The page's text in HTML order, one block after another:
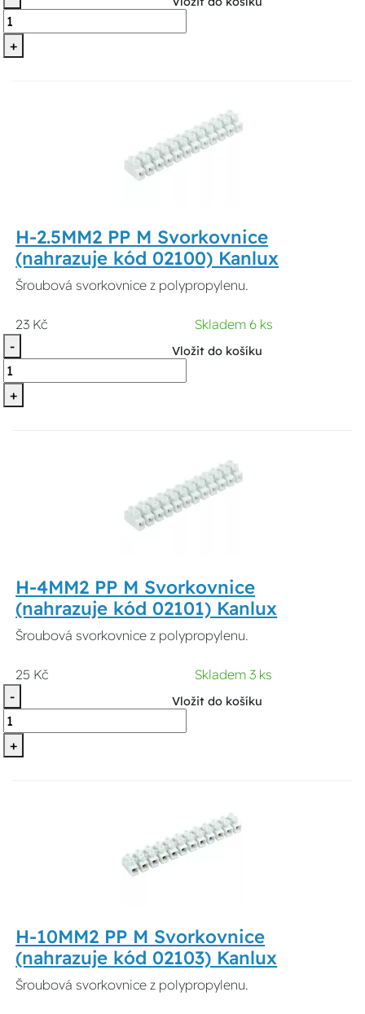
+
H-2.5MM2 PP M Svorkovnice
(nahrazuje kód 02100) Kanlux
Šroubová svorkovnice z polypropylenu.
23 Kč
Skladem 6 ks
-
+
Vložit do košíku
H-4MM2 PP M Svorkovnice
(nahrazuje kód 02101) Kanlux
Šroubová svorkovnice z polypropylenu.
25 Kč
Skladem 3 ks
-
+
Vložit do košíku
H-10MM2 PP M Svorkovnice
(nahrazuje kód 02103) Kanlux
Šroubová svorkovnice z polypropylenu.